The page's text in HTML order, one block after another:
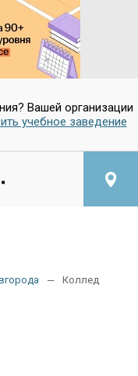
Вашей организации
учебное заведение
Колледжи